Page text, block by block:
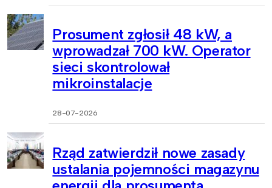
Prosument zgłosił 48 kW, a
wprowadzał 700 kW. Operator
sieci skontrolował
mikroinstalacje
28-07-2026
Rząd zatwierdził nowe zasady
ustalania pojemności magazynu